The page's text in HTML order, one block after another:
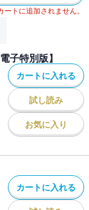
トに追加されません。
子特別版】
カートに入れる
試し読み
お気に入り
カートに入れる